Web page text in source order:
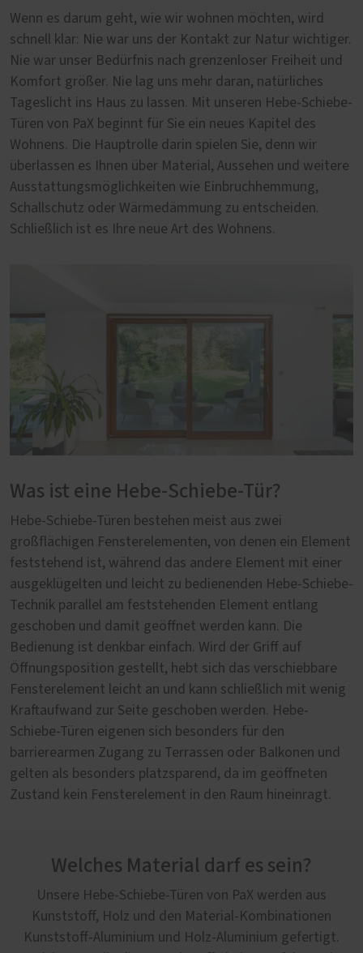
Wenn es darum geht, wie wir wohnen möchten, wird
schnell klar: Nie war uns der Kontakt zur Natur wichtiger.
Nie war unser Bedürfnis nach grenzenloser Freiheit und
Komfort größer. Nie lag uns mehr daran, natürliches
Tageslicht ins Haus zu lassen. Mit unseren Hebe-Schiebe-
Türen von PaX beginnt für Sie ein neues Kapitel des
Wohnens. Die Hauptrolle darin spielen Sie, denn wir
überlassen es Ihnen über Material, Aussehen und weitere
Ausstattungsmöglichkeiten wie Einbruchhemmung,
Schallschutz oder Wärmedämmung zu entscheiden.
Schließlich ist es Ihre neue Art des Wohnens.
Was ist eine Hebe-Schiebe-Tür?
Hebe-Schiebe-Türen bestehen meist aus zwei
großflächigen Fensterelementen, von denen ein Element
feststehend ist, während das andere Element mit einer
ausgeklügelten und leicht zu bedienenden Hebe-Schiebe-
Technik parallel am feststehenden Element entlang
geschoben und damit geöffnet werden kann. Die
Bedienung ist denkbar einfach. Wird der Griff auf
Öffnungsposition gestellt, hebt sich das verschiebbare
Fensterelement leicht an und kann schließlich mit wenig
Kraftaufwand zur Seite geschoben werden. Hebe-
Schiebe-Türen eigenen sich besonders für den
barrierearmen Zugang zu Terrassen oder Balkonen und
gelten als besonders platzsparend, da im geöffneten
Zustand kein Fensterelement in den Raum hineinragt.
Welches Material darf es sein?
Unsere Hebe-Schiebe-Türen von PaX werden aus
Kunststoff, Holz und den Material-Kombinationen
Kunststoff-Aluminium und Holz-Aluminium gefertigt.